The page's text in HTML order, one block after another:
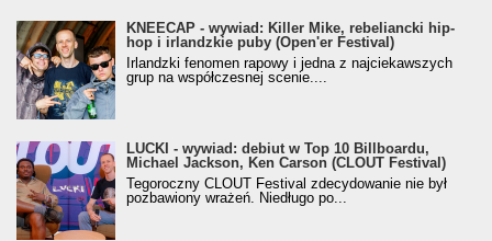
KNEECAP - wywiad: Killer Mike, rebeliancki hip-
hop i irlandzkie puby (Open'er Festival)
Irlandzki fenomen rapowy i jedna z najciekawszych
grup na współczesnej scenie....
LUCKI - wywiad: debiut w Top 10 Billboardu,
Michael Jackson, Ken Carson (CLOUT Festival)
Tegoroczny CLOUT Festival zdecydowanie nie był
pozbawiony wrażeń. Niedługo po...